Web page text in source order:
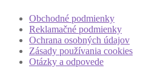
Obchodné podmienky
Reklamačné podmienky
Ochrana osobných údajov
Zásady používania cookies
Otázky a odpovede